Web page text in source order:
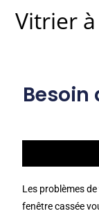
Vitrier
Besoin
Les problèmes
fenêtre cassée